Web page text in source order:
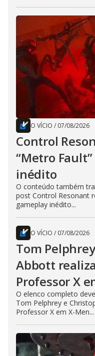
O VÍCIO / 07/08/2026
Control
“Metro
inédito
O conteúdo também
post Control Resonant
gameplay inédito...
O VÍCIO / 07/08/2026
Tom
Abbott
Professor X
O elenco completo
Tom Pelphrey e
Professor X em X-Men...